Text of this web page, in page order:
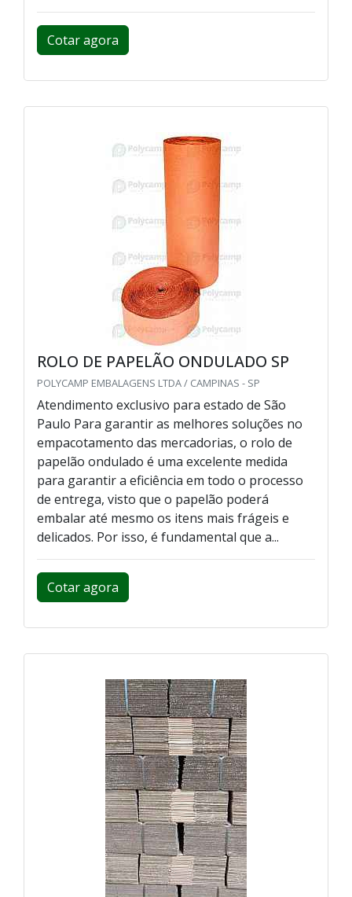
Cotar agora
ROLO DE PAPELÃO ONDULADO SP
POLYCAMP EMBALAGENS LTDA / CAMPINAS - SP
Atendimento exclusivo para estado de São
Paulo Para garantir as melhores soluções no
empacotamento das mercadorias, o rolo de
papelão ondulado é uma excelente medida
para garantir a eficiência em todo o processo
de entrega, visto que o papelão poderá
embalar até mesmo os itens mais frágeis e
delicados. Por isso, é fundamental que a...
Cotar agora